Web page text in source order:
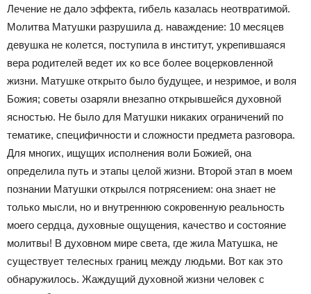
Лечение не дало эффекта, гибель казалась неотвратимой.
Молитва Матушки разрушила д. наваждение: 10 месяцев
девушка не колется, поступила в институт, укрепившаяся
вера родителей ведет их ко все более воцерковленной
жизни. Матушке открыто было будущее, и незримое, и воля
Божия; советы озаряли внезапно открывшейся духовной
ясностью. Не было для Матушки никаких ограничений по
тематике, специфичности и сложности предмета разговора.
Для многих, ищущих исполнения воли Божией, она
определила путь и этапы целой жизни. Второй этап в моем
познании Матушки открылся потрясением: она знает не
только мысли, но и внутреннюю сокровенную реальность
моего сердца, духовные ощущения, качество и состояние
молитвы! В духовном мире света, где жила Матушка, не
существует телесных границ между людьми. Вот как это
обнаружилось. Жаждущий духовной жизни человек с